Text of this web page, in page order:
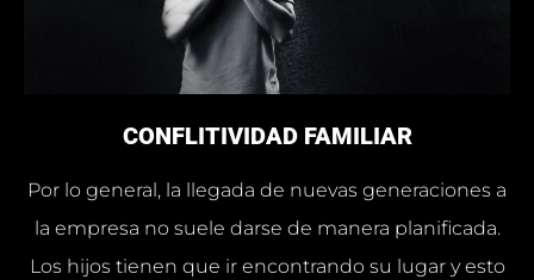
CONFLITIVIDAD FAMILIAR
Por lo general, la llegada de nuevas generaciones a
la empresa no suele darse de manera planificada.
Los hijos tienen que ir encontrando su lugar y esto